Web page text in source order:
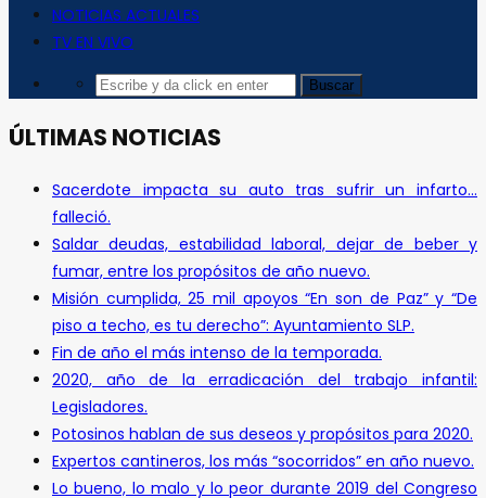
NOTICIAS ACTUALES
TV EN VIVO
ÚLTIMAS NOTICIAS
Sacerdote impacta su auto tras sufrir un infarto…
falleció.
Saldar deudas, estabilidad laboral, dejar de beber y
fumar, entre los propósitos de año nuevo.
Misión cumplida, 25 mil apoyos “En son de Paz” y “De
piso a techo, es tu derecho”: Ayuntamiento SLP.
Fin de año el más intenso de la temporada.
2020, año de la erradicación del trabajo infantil:
Legisladores.
Potosinos hablan de sus deseos y propósitos para 2020.
Expertos cantineros, los más “socorridos” en año nuevo.
Lo bueno, lo malo y lo peor durante 2019 del Congreso